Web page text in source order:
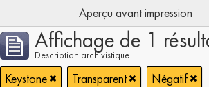
Aperçu avant impression
Affichage de 1
Description archivistique
Keystone Transparent Négatif